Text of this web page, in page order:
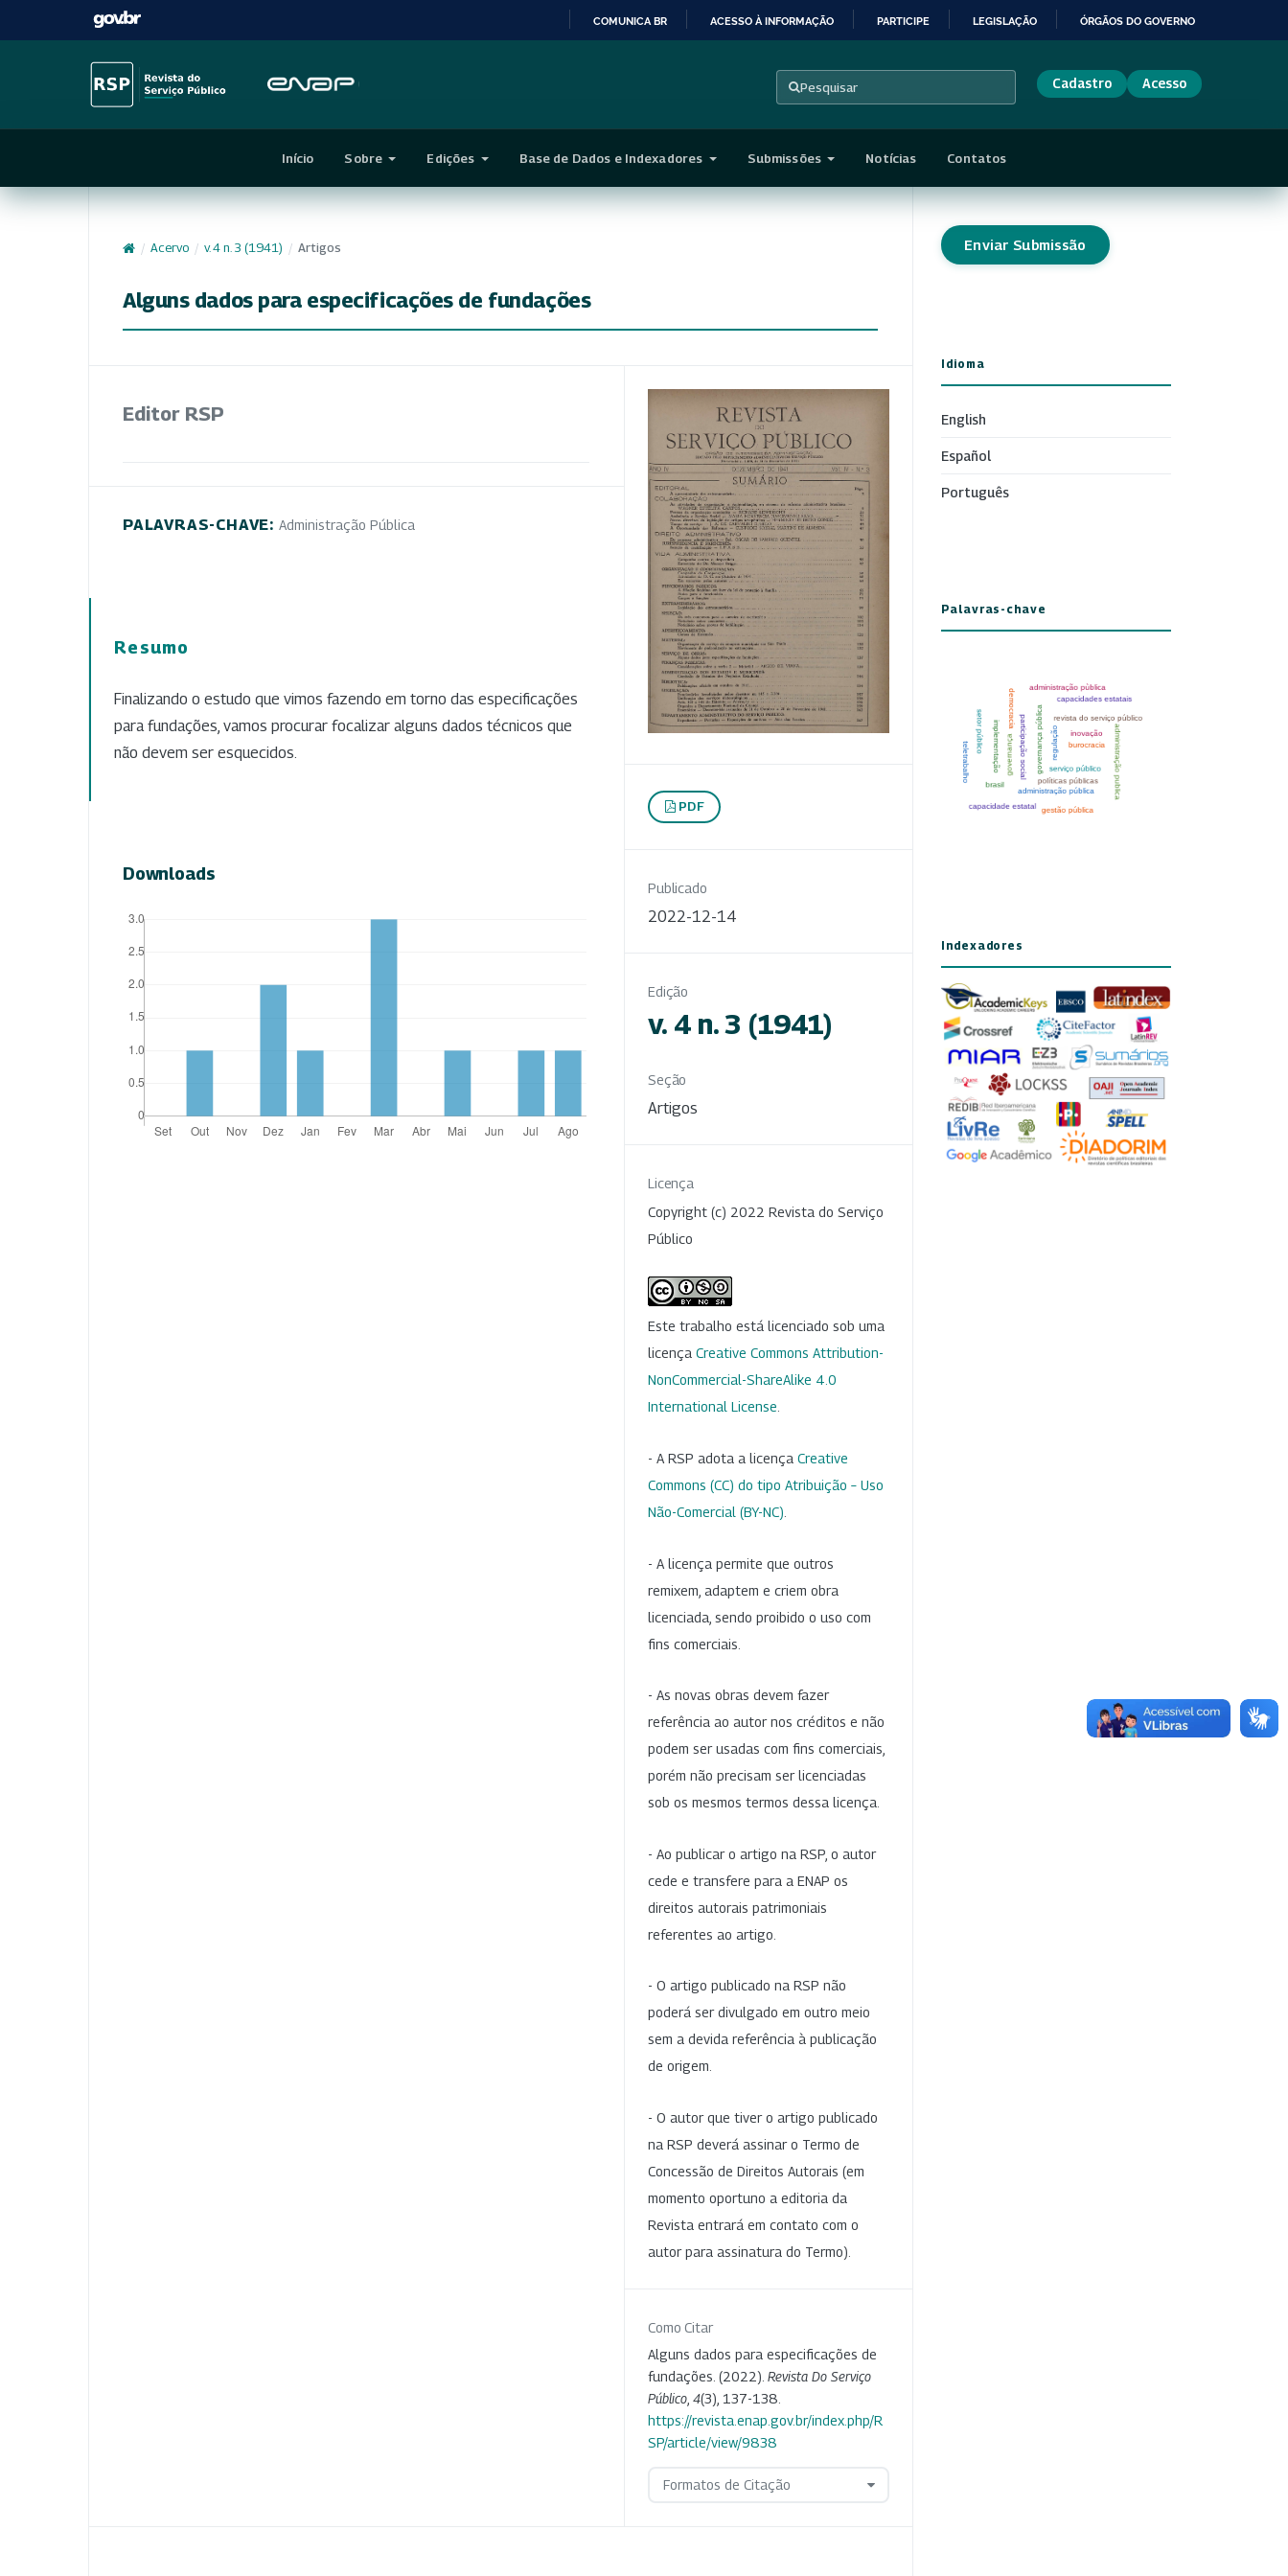
CONTEÚDO
COMUNICA BR ACESSO À INFORMAÇÃO PARTICIPE LEGISLAÇÃO ÓRGÃOS DO GOVERNO
Pesquisar Cadastro Acesso
Início Sobre Edições Base de Dados e Indexadores Submissões Notícias Contatos
/ Acervo / v. 4 n. 3 (1941) / Artigos
Alguns dados para especificações de fundações
Editor RSP
PALAVRAS-CHAVE: Administração Pública
Resumo
Finalizando o estudo que vimos fazendo em torno das especificações
para fundações, vamos procurar focalizar alguns dados técnicos que
não devem ser esquecidos.
Downloads
PDF
Publicado
2022-12-14
Edição
v. 4 n. 3 (1941)
Seção
Artigos
Licença
Copyright (c) 2022 Revista do Serviço
Público
Este trabalho está licenciado sob uma
licença Creative Commons Attribution-
NonCommercial-ShareAlike 4.0
International License.
- A RSP adota a licença Creative
Commons (CC) do tipo Atribuição – Uso
Não-Comercial (BY-NC)
- A licença permite que outros
remixem, adaptem e criem obra
licenciada, sendo proibido o uso com
fins comerciais.
- As novas obras devem fazer
referência ao autor nos créditos e não
podem ser usadas com fins comerciais,
porém não precisam ser licenciadas
sob os mesmos termos dessa licença.
- Ao publicar o artigo na RSP, o autor
cede e transfere para a ENAP os
direitos autorais patrimoniais
referentes ao artigo.
- O artigo publicado na RSP não
poderá ser divulgado em outro meio
sem a devida referência à publicação
de origem.
- O autor que tiver o artigo publicado
na RSP deverá assinar o Termo de
Concessão de Direitos Autorais (em
momento oportuno a editoria da
Revista entrará em contato com o
autor para assinatura do Termo).
Como Citar
Alguns dados para especificações de
fundações. (2022). Revista Do Serviço
Público 4(3), 137-138.
https://revista.enap.gov.br/index.php/R
SP/article/view/9838
Formatos de Citação
Enviar Submissão
Idioma
English
Español
Português
Palavras-chave
Indexadores